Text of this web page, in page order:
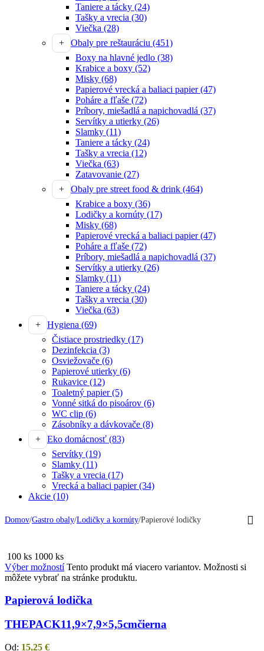
Taniere a tácky (24)
Tašky a vrecia (30)
Viečka (28)
Obaly pre reštauráciu (451)
Boxy na hlavné jedlo (38)
Krabice a boxy (52)
Misky (68)
Papierové vrecká a baliaci papier(47)
Poháre a fľaše (72)
Príbory, miešadlá a napichovadlá (37)
Servítky a utierky (26)
Slamky (11)
Taniere a tácky (24)
Tašky a vrecia (12)
Viečka (63)
Zatavovanie (27)
Obaly pre street food & drink (464)
Krabice a boxy (36)
Lodičky a kornúty (17)
Misky (68)
Papierové vrecká a baliaci papier(47)
Poháre a fľaše (72)
Príbory, miešadlá a napichovadlá (37)
Servítky a utierky (26)
Slamky (11)
Taniere a tácky (24)
Tašky a vrecia (30)
Viečka (63)
Hygiena (69)
Čistiace prostriedky (17)
Dezinfekcia (3)
Osviežovače (6)
Papierové utierky (6)
Rukavice (12)
Toaletný papier(5)
Vonné sitká do pisoárov (6)
WC clip (6)
Zásobníky a dávkovače (8)
Eko domácnosť (83)
Servítky (19)
Slamky (11)
Tašky a vrecia (17)
Vrecká a baliaci papier(34)
Akcie (10)
Domov/Gastro obaly/Lodičky a kornúty/Papierové lodičky
100 ks 1000 ks
Výber možností Tento produkt má viacero variantov. Možnosti si
môžete vybrať na stránke produktu.
Papierová lodička
THEPACK11,9×7,9×5,5cmčierna
Od: 15,25 €